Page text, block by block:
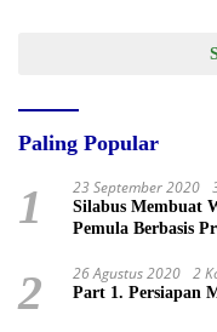
Paling Popular
1 23 September 2020
Silabus Membuat
Pemula Berbasis
2 26 Agustus 2020 2
Part 1. Persiapan